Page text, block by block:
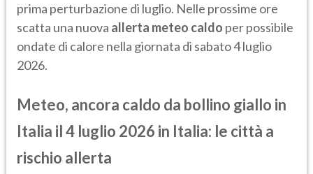
prima perturbazione di luglio. Nelle prossime ore
scatta una nuova allerta meteo caldo per possibile
ondate di calore nella giornata di sabato 4 luglio
2026.
Meteo, ancora caldo da bollino giallo in
Italia il 4 luglio 2026 in Italia: le città a
rischio allerta